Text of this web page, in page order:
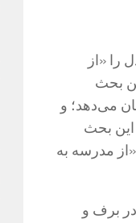
را «از
بحث
می‌دهد؛ و
بحث
مدرسه به
در برف و